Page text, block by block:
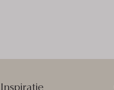
Inspiratie